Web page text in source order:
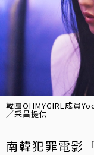
韓團OHMYGIRL成員
／采昌提供
南韓犯罪電影